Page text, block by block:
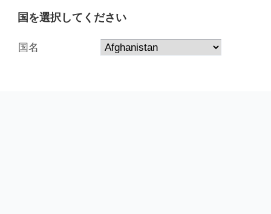
国を選択してください
国名